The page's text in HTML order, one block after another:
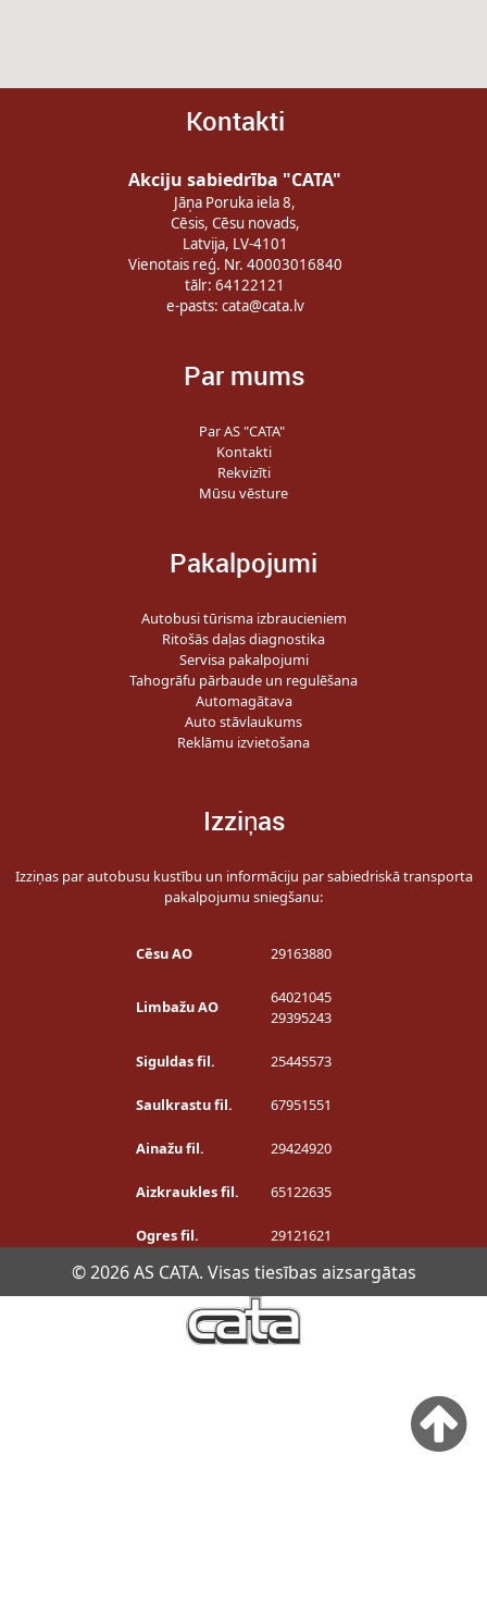
Kontakti
Akciju sabiedrība "CATA"
Jāņa Poruka iela 8,
Cēsis, Cēsu novads,
Latvija, LV-4101
Vienotais reģ. Nr. 40003016840
tālr: 64122121
e-pasts: cata@cata.lv
Par mums
Par AS "CATA"
Kontakti
Rekvizīti
Mūsu vēsture
Pakalpojumi
Autobusi tūrisma izbraucieniem
Ritošās daļas diagnostika
Servisa pakalpojumi
Tahogrāfu pārbaude un regulēšana
Automagātava
Auto stāvlaukums
Reklāmu izvietošana
Izziņas
Izziņas par autobusu kustību un informāciju par sabiedriskā transporta
pakalpojumu sniegšanu:
Cēsu AO 29163880
Limbažu AO
64021045
29395243
Siguldas fil. 25445573
Saulkrastu fil. 67951551
Ainažu fil. 29424920
Aizkraukles fil. 65122635
Ogres fil. 29121621
© 2026 AS CATA. Visas tiesības aizsargātas